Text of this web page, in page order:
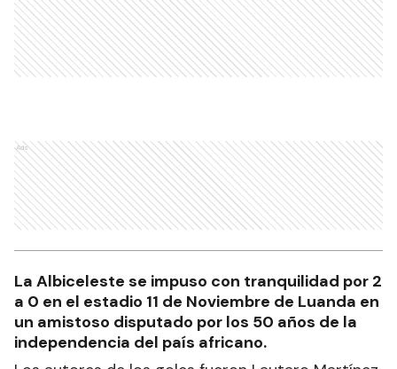
Ads
La Albiceleste se impuso con tranquilidad por 2
a 0 en el estadio 11 de Noviembre de Luanda en
un amistoso disputado por los 50 años de la
independencia del país africano.